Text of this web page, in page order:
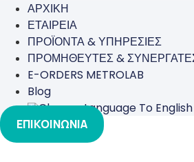
ΑΡΧΙΚΗ
ΕΤΑΙΡΕΙΑ
ΠΡΟΪΟΝΤΑ & ΥΠΗΡΕΣΙΕΣ
ΠΡΟΜΗΘΕΥΤΕΣ &
E-ORDERS METROLAB
Blog
ΕΠΙΚΟΙΝΩΝΙΑ